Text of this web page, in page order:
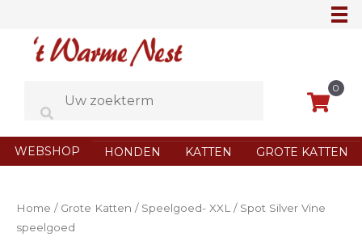
0
WEBSHOP HONDEN KATTEN GROTE KATTEN
Home / Grote Katten / Speelgoed- XXL / Spot Silver Vine
speelgoed